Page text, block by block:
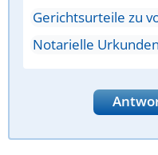
Gerichtsurteile zu
Notarielle